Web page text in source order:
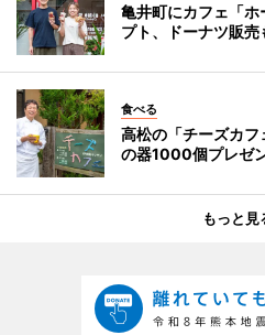
亀井町にカフェ「
プト、ドーナツ販売
食べる
高松の「チーズカ
の器1000個プレゼ
もっと見